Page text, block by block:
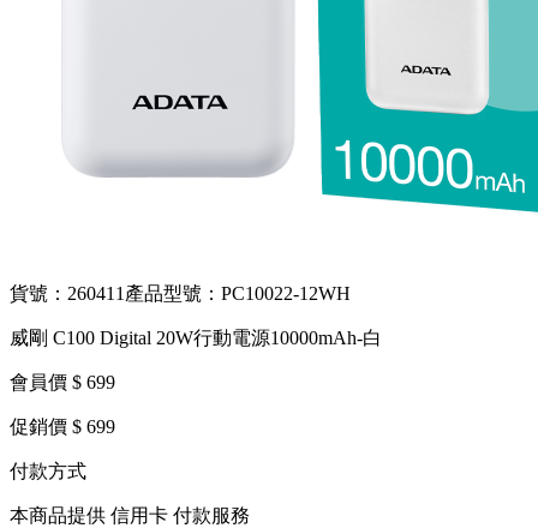
貨號：260411 產品型號：PC10022-12WH
威剛 C100 Digital 20W行動電源10000mAh-白
會員價 $ 699
促銷價 $ 699
付款方式
本商品提供 信用卡 付款服務